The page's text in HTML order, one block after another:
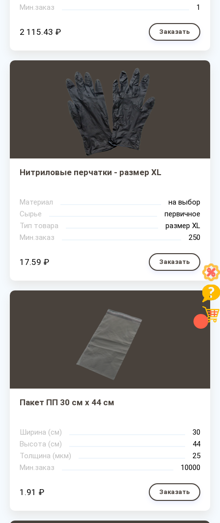
Мин.заказ 1
2 115.43 ₽ Заказать
Нитриловые перчатки - размер XL
Материал
на выбор
Сырье
первичное
Тип товара
размер XL
Мин.заказ
250
17.59 ₽ Заказать
Пакет ПП 30 см х 44 см
Ширина (см)
30
Высота (см)
44
Толщина (мкм)
25
Мин.заказ
10000
1.91 ₽ Заказать